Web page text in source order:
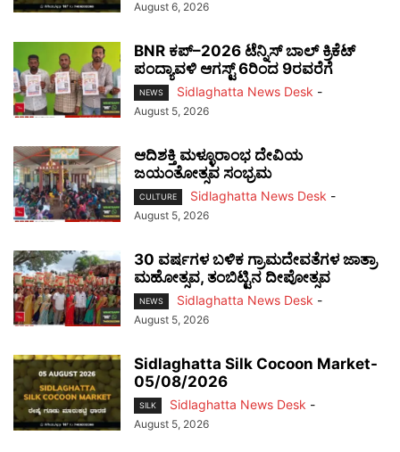
August 6, 2026
BNR ಕಪ್–2026 ಟೆನ್ನಿಸ್ ಬಾಲ್ ಕ್ರಿಕೆಟ್
ಪಂದ್ಯಾವಳಿ ಆಗಸ್ಟ್ 6ರಿಂದ 9ರವರೆಗೆ
NEWS Sidlaghatta News Desk -
August 5, 2026
ಆದಿಶಕ್ತಿ ಮಳ್ಳೂರಾಂಭ ದೇವಿಯ
ಜಯಂತೋತ್ಸವ ಸಂಭ್ರಮ
CULTURE Sidlaghatta News Desk -
August 5, 2026
30 ವರ್ಷಗಳ ಬಳಿಕ ಗ್ರಾಮದೇವತೆಗಳ ಜಾತ್ರಾ
ಮಹೋತ್ಸವ, ತಂಬಿಟ್ಟಿನ ದೀಪೋತ್ಸವ
NEWS Sidlaghatta News Desk -
August 5, 2026
Sidlaghatta Silk Cocoon Market-
05/08/2026
SILK Sidlaghatta News Desk -
August 5, 2026